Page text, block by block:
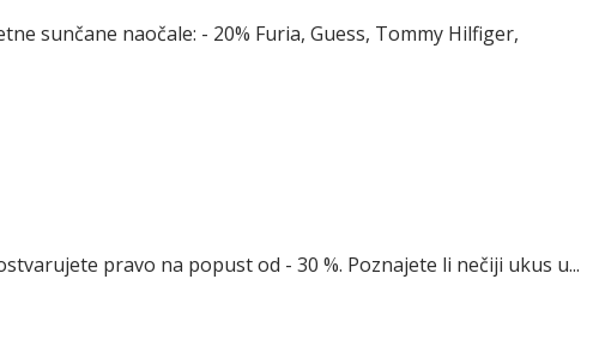
sunčane naočale: - 20% Furia, Guess, Tommy Hilfiger,
pravo na popust od - 30 %. Poznajete li nečiji ukus u...